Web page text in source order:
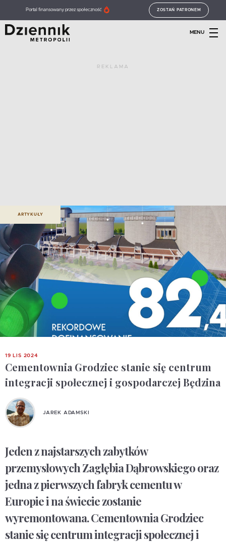
Portal finansowany przez społeczność ZOSTAŃ PATRONEM
MENU
REKLAMA
ARTYKUŁY
19 LIS 2024
Cementownia Grodziec stanie się centrum
integracji społecznej i gospodarczej Będzina
JAREK ADAMSKI
Jeden z najstarszych zabytków
przemysłowych Zagłębia Dąbrowskiego oraz
jedna z pierwszych fabryk cementu w
Europie i na świecie zostanie
wyremontowana. Cementownia Grodziec
stanie się centrum integracji społecznej i